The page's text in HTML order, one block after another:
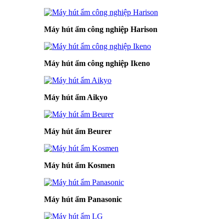
Máy hút ẩm công nghiệp Harison
Máy hút ẩm công nghiệp Ikeno
Máy hút ẩm Aikyo
Máy hút ẩm Beurer
Máy hút ẩm Kosmen
Máy hút ẩm Panasonic